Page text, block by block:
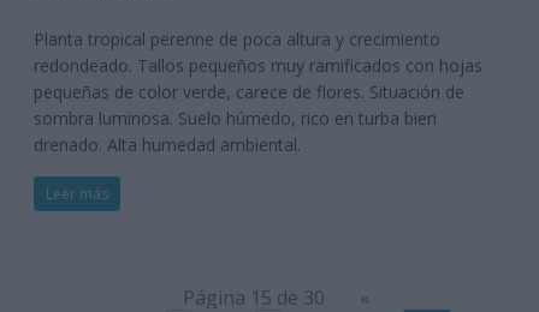
Planta tropical perenne de poca altura y crecimiento
redondeado. Tallos pequeños muy ramificados con hojas
pequeñas de color verde, carece de flores. Situación de
sombra luminosa. Suelo húmedo, rico en turba bien
drenado. Alta humedad ambiental.
Leer más
Página 15 de 30
«